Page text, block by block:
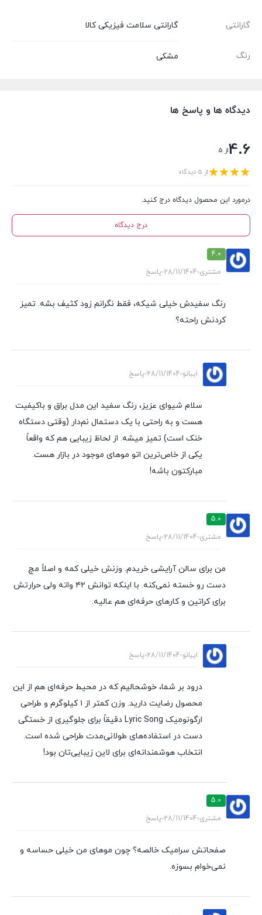
گارانتی گارانتی سلامت فیزیکی کالا
رنگ مشکی
دیدگاه ها و پاسخ ها
4.6از 5
از 5 دیدگاه
درمورد این محصول دیدگاه درج کنید.
درج دیدگاه
4.0
مشتری 28/11/1404 پاسخ
رنگ سفیدش خیلی شیکه، فقط نگرانم زود کثیف بشه. تمیز
کردنش راحته؟
ایبانو 28/11/1404 پاسخ
سلام شیوای عزیز، رنگ سفید این مدل براق و باکیفیت
هست و به راحتی با یک دستمال نم‌دار (وقتی دستگاه
خنک است) تمیز میشه. از لحاظ زیبایی هم که واقعاً
یکی از خاص‌ترین اتو موهای موجود در بازار هست.
مبارکتون باشه!
5.0
مشتری 28/11/1404 پاسخ
من برای سالن آرایشی خریدم. وزنش خیلی کمه و اصلاً مچ
دست رو خسته نمی‌کنه. با اینکه توانش ۴۲ واته ولی حرارتش
برای کراتین و کارهای حرفه‌ای هم عالیه.
ایبانو 28/11/1404 پاسخ
درود بر شما، خوشحالیم که در محیط حرفه‌ای هم از این
محصول رضایت دارید. وزن کمتر از ۱ کیلوگرم و طراحی
ارگونومیک Lyric Song دقیقاً برای جلوگیری از خستگی
دست در استفاده‌های طولانی‌مدت طراحی شده است.
انتخاب هوشمندانه‌ای برای لاین زیبایی‌تان بود!
5.0
مشتری 28/11/1404 پاسخ
صفحاتش سرامیک خالصه؟ چون موهای من خیلی حساسه و
نمی‌خوام بسوزه.